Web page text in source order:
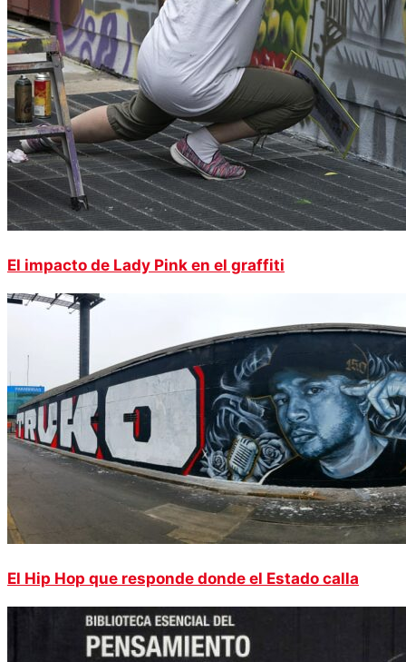
El impacto de Lady Pink en el graffiti
El Hip Hop que responde donde el Estado calla